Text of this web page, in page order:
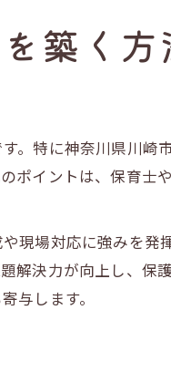
築く方
。特に神奈川県川崎
ポイントは、保育士
現場対応に強みを発
解決力が向上し、保
与します。